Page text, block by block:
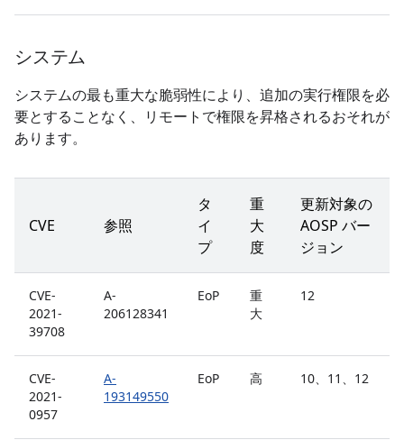
システム
システムの最も重大な脆弱性により、追加の実行権限を必
要とすることなく、リモートで権限を昇格されるおそれが
あります。
CVE 参照
タ
イ
プ
重
大
度
更新対象の
AOSP バー
ジョン
CVE-
2021-
39708
A-
206128341
EoP
重
大
12
CVE-
2021-
0957
A-
193149550
EoP 高 10、11、12